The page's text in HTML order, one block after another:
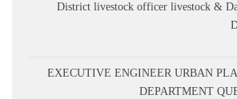
District livestock officer livestock &
EXECUTIVE ENGINEER URBAN
DEPARTMENT